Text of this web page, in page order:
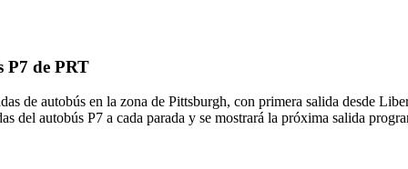
P7 de PRT
de autobús en la zona de Pittsburgh, con primera salida desde
del autobús P7 a cada parada y se mostrará la próxima salida